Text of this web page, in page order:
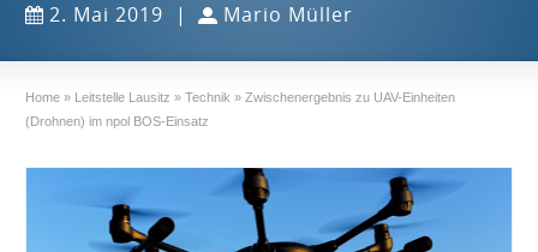
2. Mai 2019 | Mario Müller
Home » Leitstelle Lausitz » Technik » Zwischenergebnis zu UAV-Einheiten
(Drohnen) im npol BOS-Einsatz